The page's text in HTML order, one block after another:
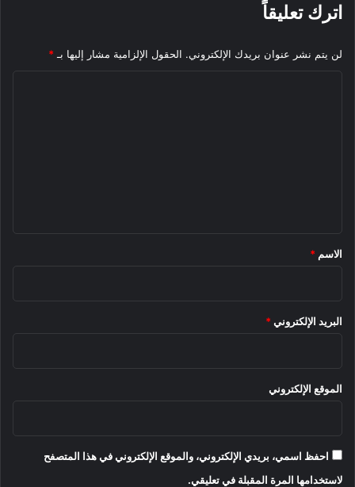
اترك تعليقاً
لن يتم نشر عنوان بريدك الإلكتروني. الحقول الإلزامية مشار إليها بـ *
*
الاسم *
البريد الإلكتروني *
الموقع الإلكتروني
احفظ اسمي، بريدي الإلكتروني، والموقع الإلكتروني في هذا المتصفح
لاستخدامها المرة المقبلة في تعليقي.